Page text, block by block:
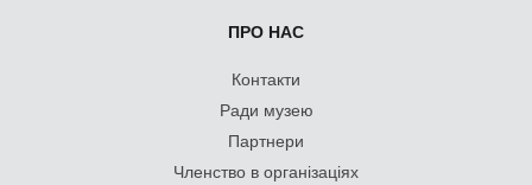
ПРО НАС
Контакти
Ради музею
Партнери
Членство в організаціях